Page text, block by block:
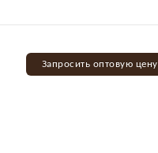
Запросить оптовую цену